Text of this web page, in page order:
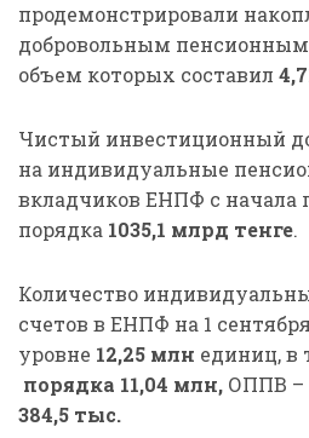
продемонстрировали
добровольным
объем которых составил
Чистый инвестиционный
на индивидуальные
вкладчиков ЕНПФ с начала
порядка 1035,1 млрд тенге.
Количество
счетов в ЕНПФ на 1
уровне 12,25 млн единиц, в
порядка 11,04 млн, ОППВ –
384,5 тыс.